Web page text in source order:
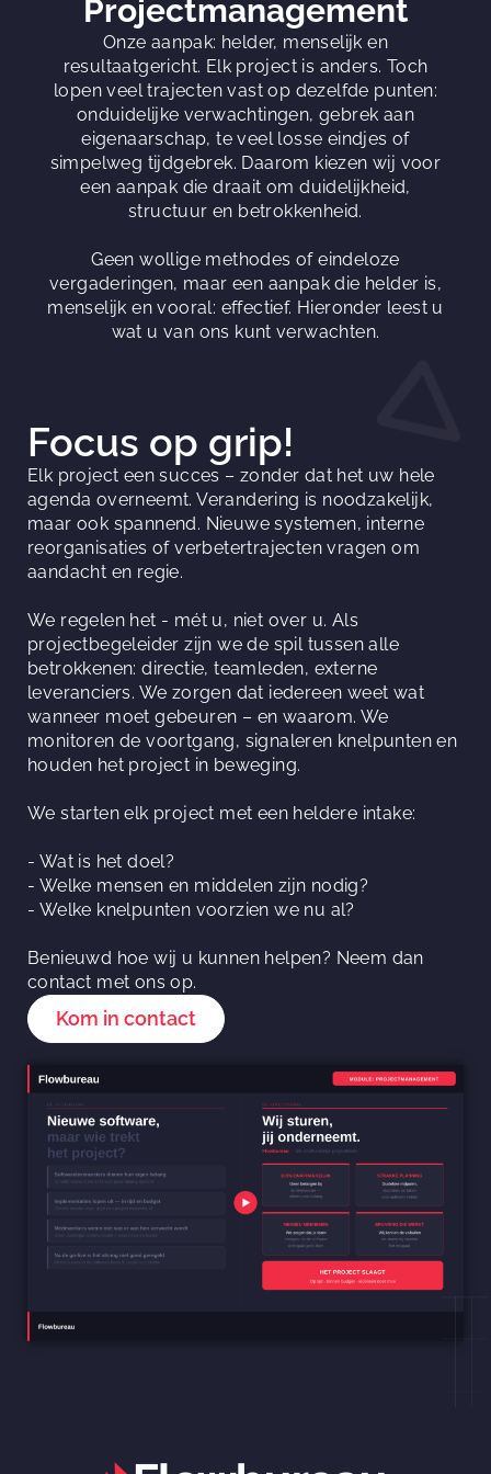
Projectmanagement
Onze aanpak: helder, menselijk en
resultaatgericht. Elk project is anders. Toch
lopen veel trajecten vast op dezelfde punten:
onduidelijke verwachtingen, gebrek aan
eigenaarschap, te veel losse eindjes of
simpelweg tijdgebrek. Daarom kiezen wij voor
een aanpak die draait om duidelijkheid,
structuur en betrokkenheid.
Geen wollige methodes of eindeloze
vergaderingen, maar een aanpak die helder is,
menselijk en vooral: effectief. Hieronder leest u
wat u van ons kunt verwachten.
Focus op grip!
Elk project een succes – zonder dat het uw hele
agenda overneemt. Verandering is noodzakelijk,
maar ook spannend. Nieuwe systemen, interne
reorganisaties of verbetertrajecten vragen om
aandacht en regie.
We regelen het - mét u, niet over u. Als
projectbegeleider zijn we de spil tussen alle
betrokkenen: directie, teamleden, externe
leveranciers. We zorgen dat iedereen weet wat
wanneer moet gebeuren – en waarom. We
monitoren de voortgang, signaleren knelpunten en
houden het project in beweging.
We starten elk project met een heldere intake:
- Wat is het doel?
- Welke mensen en middelen zijn nodig?
- Welke knelpunten voorzien we nu al?
Benieuwd hoe wij u kunnen helpen? Neem dan
contact met ons op.
Kom in contact